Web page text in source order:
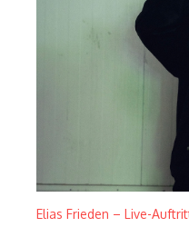
Elias Frieden – Live-